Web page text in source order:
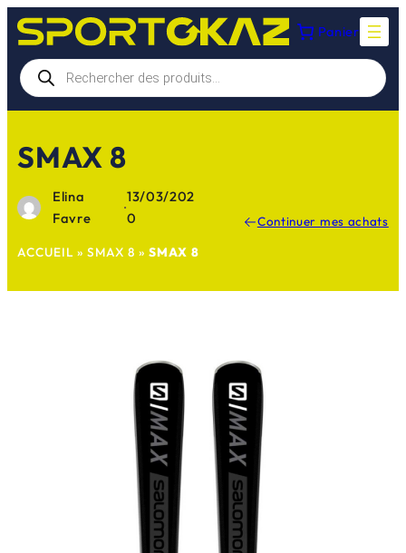
Aller
au
contenu
Panier
Recherche
de
produits
SMAX 8
Elina
Favre
·
13/03/202
0
Continuer mes achats
ACCUEIL » SMAX 8 » SMAX 8